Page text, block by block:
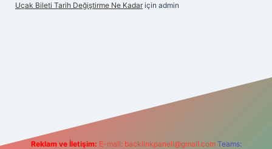
Uçak Bileti Tarih Değiştirme Ne Kadar için admin
Reklam ve İletişim: E-mail: backlinkpaneli@gmail.com Teams: